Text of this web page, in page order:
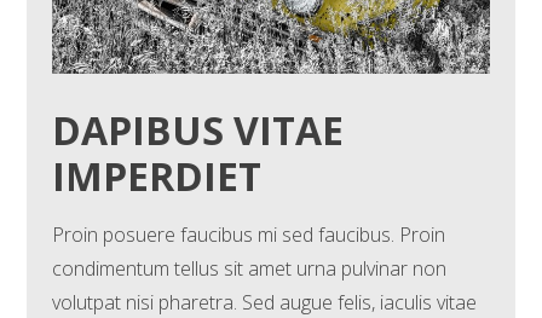
DAPIBUS VITAE
IMPERDIET
Proin posuere faucibus mi sed faucibus. Proin
condimentum tellus sit amet urna pulvinar non
volutpat nisi pharetra. Sed augue felis, iaculis vitae